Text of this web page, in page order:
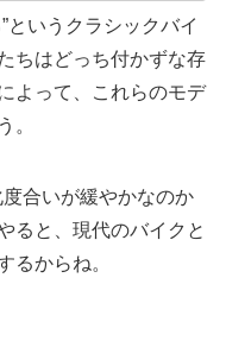
というクラシックバイ
ちはどっち付かずな存
よって、これらのモデ
。
合いが緩やかなのか
ると、現代のバイクと
るからね。